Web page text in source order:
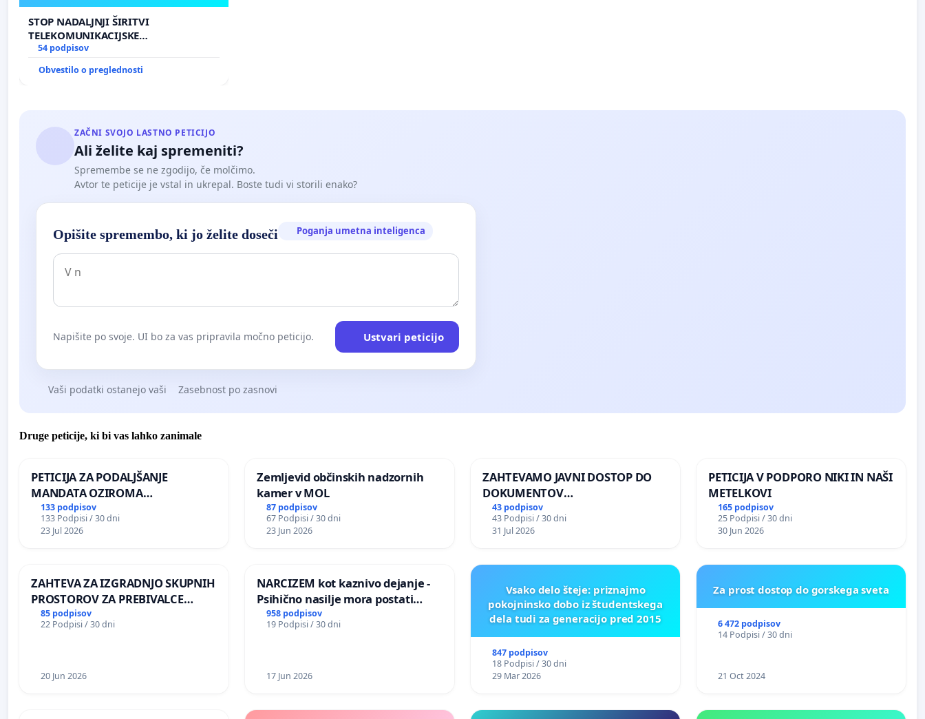
STOP NADALJNJI ŠIRITVI
TELEKOMUNIKACIJSKE
INFRASTRUKTURE IN DODATNIH
54 podpisov
Obvestilo o preglednosti
ZAČNI SVOJO LASTNO PETICIJO
Ali želite kaj spremeniti?
Spremembe se ne zgodijo, če molčimo.
Avtor te peticije je vstal in ukrepal. Boste tudi vi storili enako?
Opišite spremembo, ki jo želite doseči Poganja umetna inteligenca
Napišite po svoje. UI bo za vas pripravila močno peticijo. Ustvari peticijo
Vaši podatki ostanejo vaši Zasebnost po zasnovi
Druge peticije, ki bi vas lahko zanimale
PETICIJA ZA PODALJŠANJE
MANDATA OZIROMA
ČIMPREJŠNJO PONOVNO
NAPOTITEV GOSPODA BERNARDA
ŠRAJNERJA NA VELEPOSLANIŠTVO
133 podpisov
133 Podpisi / 30 dni
23 Jul 2026
Zemljevid občinskih nadzornih
kamer v MOL
87 podpisov
67 Podpisi / 30 dni
23 Jun 2026
ZAHTEVAMO JAVNI DOSTOP DO
DOKUMENTOV
PARLAMENTARNIH
PREISKOVALNIH KOMISIJ O
ILEGALNI TRGOVINI Z OROŽJEM
43 podpisov
43 Podpisi / 30 dni
31 Jul 2026
PETICIJA V PODPORO NIKI IN NAŠI
METELKOVI
165 podpisov
25 Podpisi / 30 dni
30 Jun 2026
ZAHTEVA ZA IZGRADNJO SKUPNIH
PROSTOROV ZA PREBIVALCE
KRAJEVNE SKUPNOSTI
PRESTRANEK
85 podpisov
22 Podpisi / 30 dni
20 Jun 2026
NARCIZEM kot kaznivo dejanje -
Psihično nasilje mora postati
enako prepoznano kot fizično
nasilje
958 podpisov
19 Podpisi / 30 dni
17 Jun 2026
Vsako delo šteje: priznajmo
pokojninsko dobo iz študentskega
dela tudi za generacijo pred 2015
847 podpisov
18 Podpisi / 30 dni
29 Mar 2026
Za prost dostop do gorskega sveta
6 472 podpisov
14 Podpisi / 30 dni
21 Oct 2024